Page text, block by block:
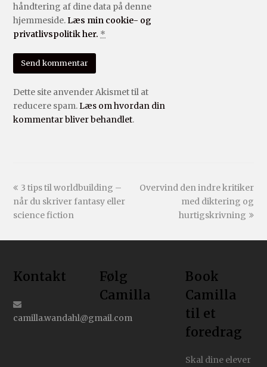
håndtering af dine data på denne
hjemmeside. Læs min cookie- og
privatlivspolitik her. *
Dette site anvender Akismet til at
reducere spam.Læs om hvordan din
kommentar bliver behandlet.
3 tips til worldbuilding –
når du skriver fantasy eller
science fiction
Overvind den indre kritiker
med diktering og
hurtigskrivning
Kontakt
camilla.wandahl@gmail.com
Følg
Camilla
Book
Camilla
til et
foredrag
Skal dine elever